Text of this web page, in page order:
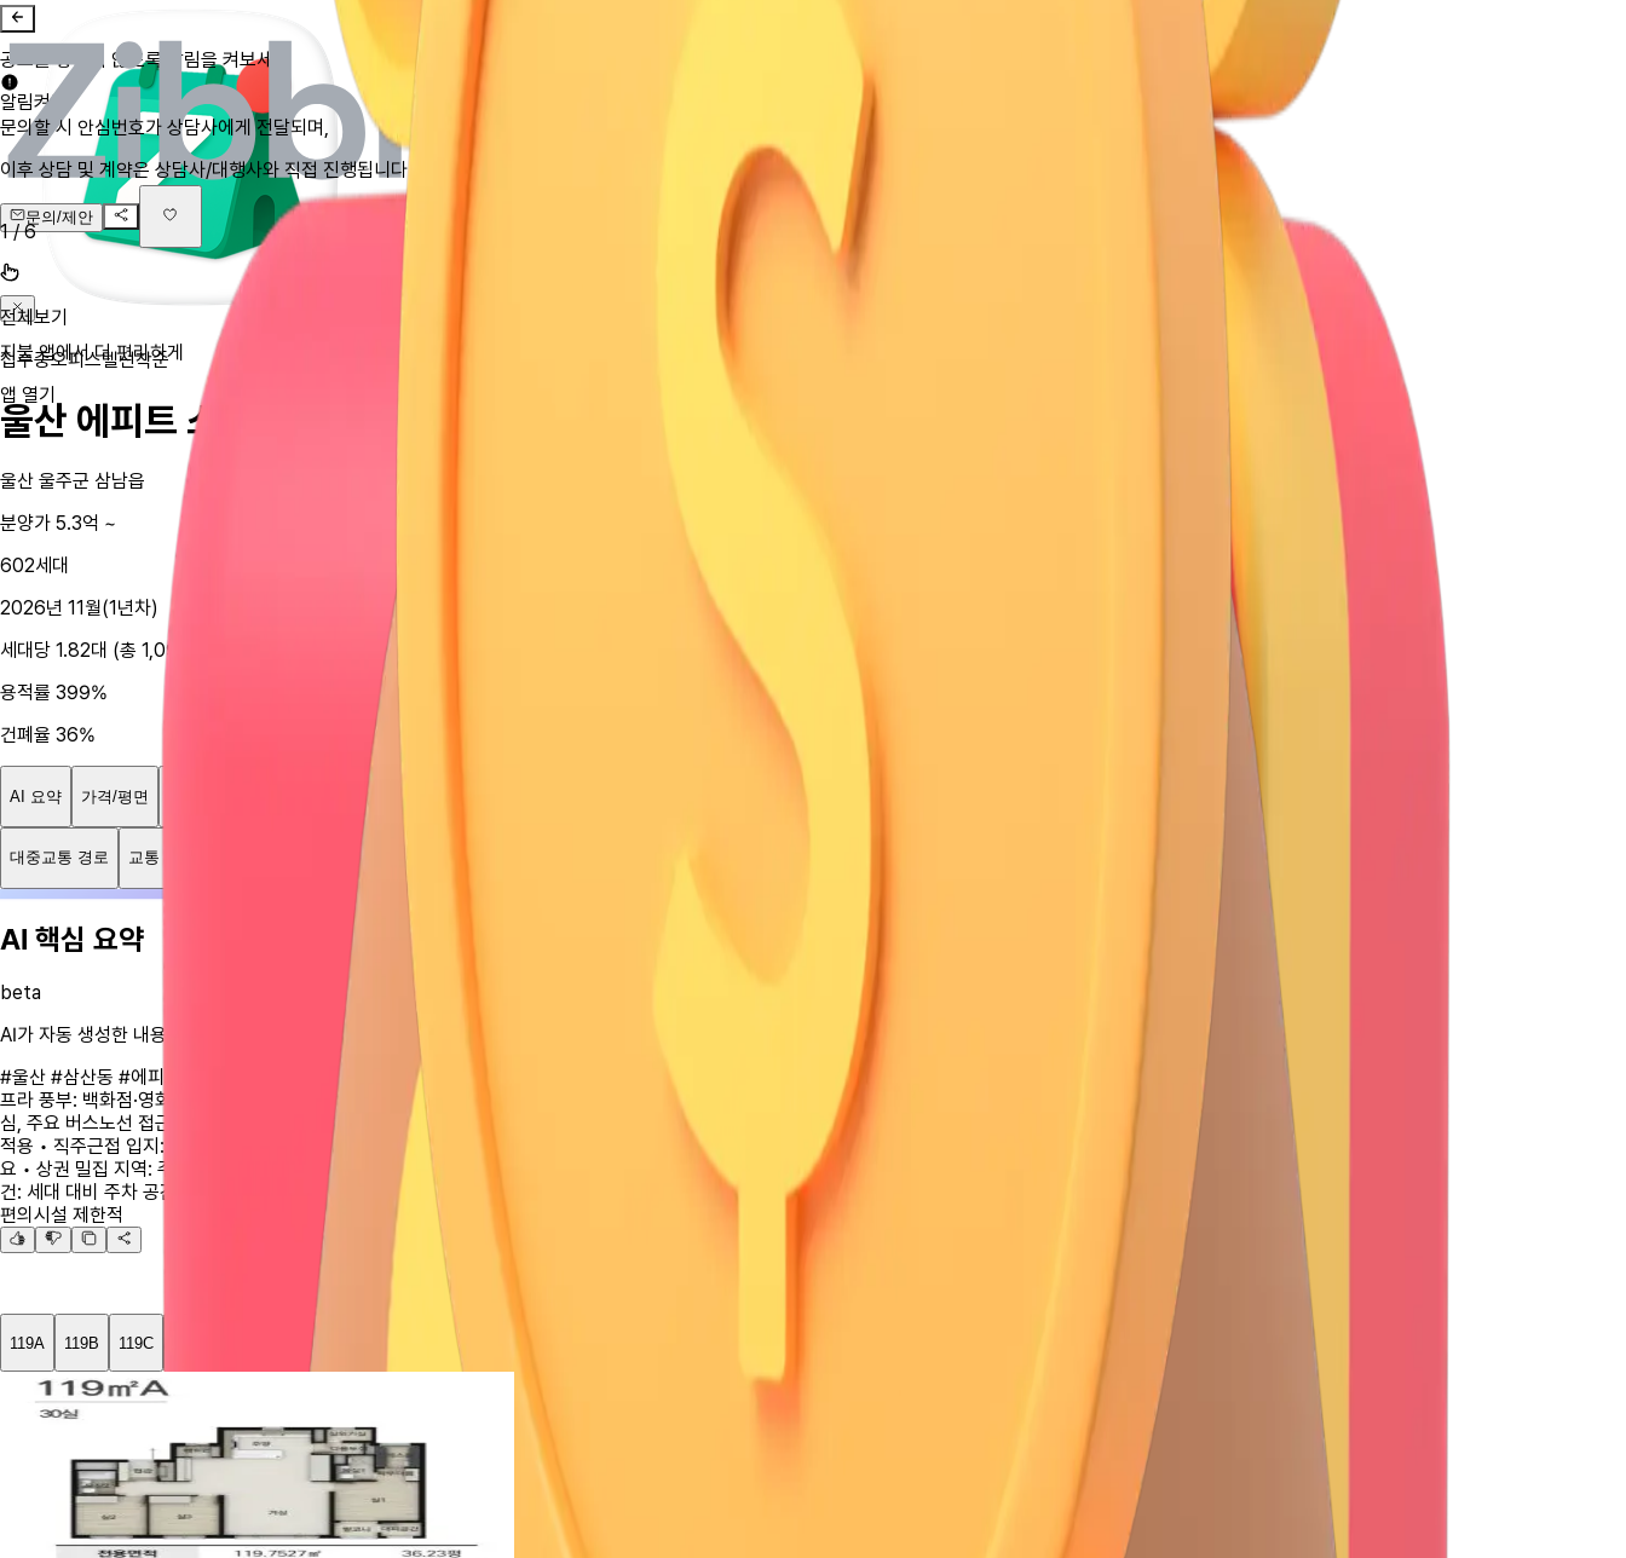
지블 앱에서 더 편리하게
앱 열기
공고를 놓치지 않도록 알림을 켜보세요
알림켜기
문의/제안
문의할 시 안심번호가 상담사에게 전달되며,
이후 상담 및 계약은 상담사/대행사와 직접 진행됩니다.
1/6
전체보기
접수중오피스텔선착순
울산 에피트 스타시티
울산 울주군 삼남읍
분양가 5.3억 ~
602세대
2026년 11월(1년차)
세대당 1.82대 (총 1,095대)
용적률 399%
건폐율 36%
AI 요약 가격/평면 아파트 실거래가
대중교통 경로 교통 신청 가이드
AI 핵심 요약
beta
AI가 자동 생성한 내용으로 정확하지 않을 수 있어요
#울산 #삼산동 #에피트스타시티 #도심생활권 좋아요
프라 풍부: 백화점·영화관·마트 • 편리: 삼산로
심, 주요 버스노선 접근 최신 브랜드
적용 • 직주근접 입지: 인접해 편리
요 • 상권 밀집 지역: 주변 번잡할 있음 •
건: 세대 대비 주차 공간 작음: 헬스장·공용시설
편의시설 제한적
119A 119B 119C 119F
5억 3,740만 원
전용 119.75㎡(공급 149.50㎡) 전용 119.92㎡ 전용 119.74㎡